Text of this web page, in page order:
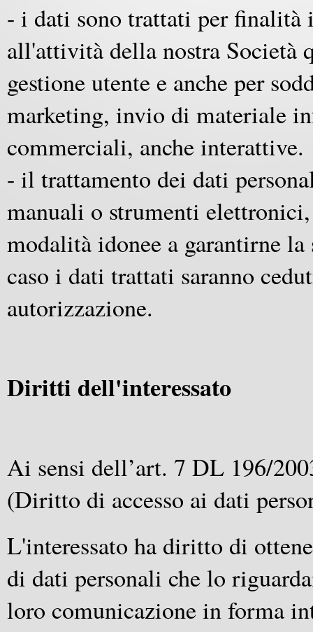
- i dati sono trattati per finalità
all'attività della nostra Società
gestione utente e anche per
marketing, invio di materiale
commerciali, anche interattive.
- il trattamento dei dati
manuali o strumenti
modalità idonee a garantirne
caso i dati trattati saranno
autorizzazione.
Diritti dell'interessato
Ai sensi dell’art. 7 DL 196/
(Diritto di accesso ai dati
L'interessato ha diritto di
di dati personali che lo
loro comunicazione in forma